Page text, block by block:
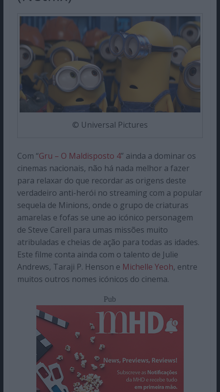
© Universal Pictures
Com “Gru – O Maldisposto 4” ainda a dominar os
cinemas nacionais, não há nada melhor a fazer
para relaxar do que recordar as origens deste
verdadeiro anti-herói no streaming com a popular
sequela de Minions, onde o grupo de criaturas
amarelas e fofas se une ao icónico personagem
de Steve Carell para umas missões muito
atribuladas e cheias de ação para todas as idades.
Este filme conta ainda com o talento de Julie
Andrews, Taraji P. Henson e Michelle Yeoh, entre
muitos outros nomes icónicos do cinema.
Pub